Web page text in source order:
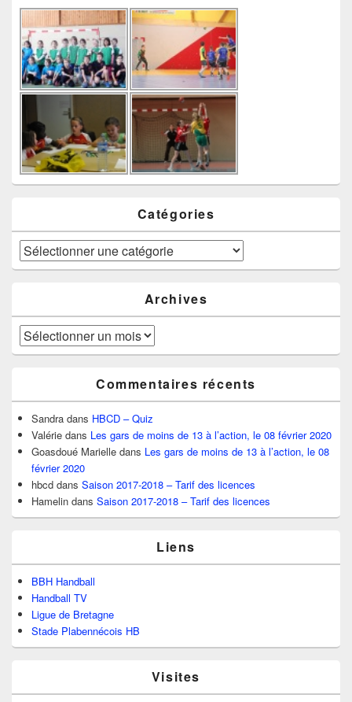
Catégories
Catégories
Archives
Archives
Commentaires récents
Sandra dans HBCD – Quiz
Valérie dans Les gars de moins de 13 à l’action, le 08 février 2020
Goasdoué Marielle dans Les gars de moins de 13 à l’action, le 08
février 2020
hbcd dans Saison 2017-2018 – Tarif des licences
Hamelin dans Saison 2017-2018 – Tarif des licences
Liens
BBH Handball
Handball TV
Ligue de Bretagne
Stade Plabennécois HB
Visites